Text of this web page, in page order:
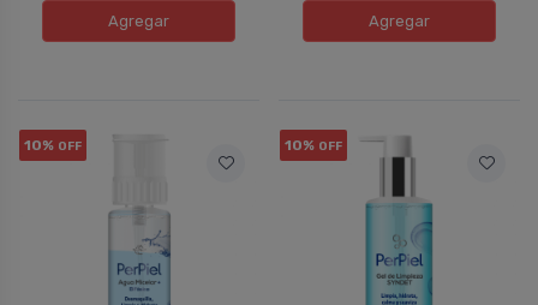
Agregar Agregar
10% OFF 10% OFF